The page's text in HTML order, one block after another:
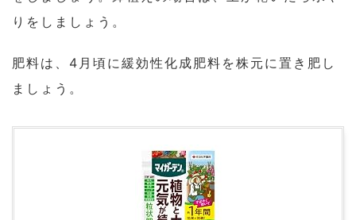
りをしましょう。
肥料は、4月頃に緩効性化成肥料を株元に置き肥し
ましょう。